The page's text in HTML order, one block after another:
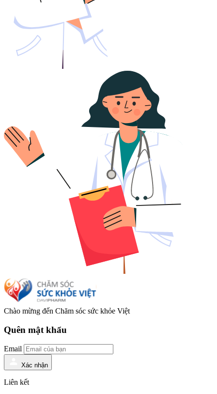
Chào mừng đến Chăm sóc sức khỏe Việt
Quên mật khẩu
Email
Xác nhận
Liên kết